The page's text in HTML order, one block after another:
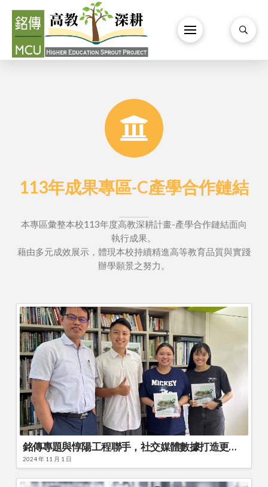
113年成果專區-C產學合作鏈結
本專區彙整本校113年度高教深耕計畫-產學合作鏈結面向
執行成果。
藉由多元成效展示，體現本校持續精進高等教育品質與實踐
辦學願景之努力。
銘傳專題與惇陽工程聯手，社交媒體數據打造更幸福的都市公園
2024 年 11 月 1 日